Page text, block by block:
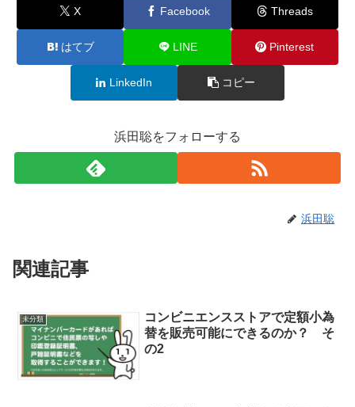
X Facebook Threads
はてブ LINE Pinterest
LinkedIn コピー
浜田聡をフォローする
浜田聡
関連記事
未分類
コンビニエンスストアで定額小為
替を販売可能にできるのか？ そ
の2